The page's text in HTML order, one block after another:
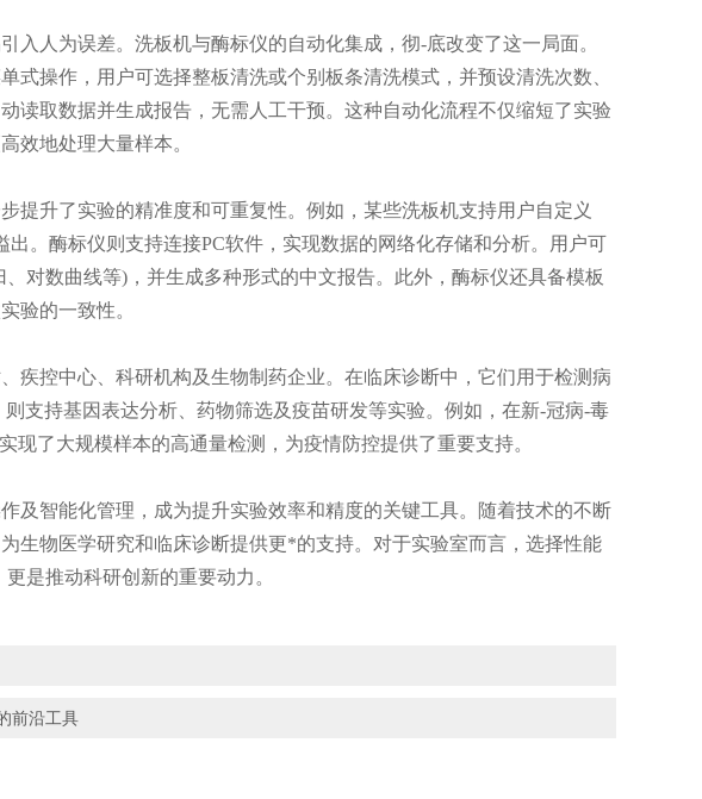
人为误差。洗板机与酶标仪的自动化集成，彻-底改变了这一局面。
式操作，用户可选择整板清洗或个别板条清洗模式，并预设清洗次数、
读取数据并生成报告，无需人工干预。这种自动化流程不仅缩短了实验
效地处理大量样本。
升了实验的精准度和可重复性。例如，某些洗板机支持用户自定义
。酶标仪则支持连接PC软件，实现数据的网络化存储和分析。用户可
对数曲线等)，并生成多种形式的中文报告。此外，酶标仪还具备模板
验的一致性。
控中心、科研机构及生物制药企业。在临床诊断中，它们用于检测病
支持基因表达分析、药物筛选及疫苗研发等实验。例如，在新-冠病-毒
了大规模样本的高通量检测，为疫情防控提供了重要支持。
智能化管理，成为提升实验效率和精度的关键工具。随着技术的不断
生物医学研究和临床诊断提供更*的支持。对于实验室而言，选择性能
是推动科研创新的重要动力。
前沿工具